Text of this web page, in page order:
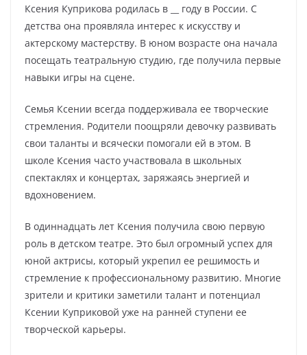
Ксения Куприкова родилась в __ году в России. С
детства она проявляла интерес к искусству и
актерскому мастерству. В юном возрасте она начала
посещать театральную студию, где получила первые
навыки игры на сцене.
Семья Ксении всегда поддерживала ее творческие
стремления. Родители поощряли девочку развивать
свои таланты и всячески помогали ей в этом. В
школе Ксения часто участвовала в школьных
спектаклях и концертах, заряжаясь энергией и
вдохновением.
В одиннадцать лет Ксения получила свою первую
роль в детском театре. Это был огромный успех для
юной актрисы, который укрепил ее решимость и
стремление к профессиональному развитию. Многие
зрители и критики заметили талант и потенциал
Ксении Куприковой уже на ранней ступени ее
творческой карьеры.